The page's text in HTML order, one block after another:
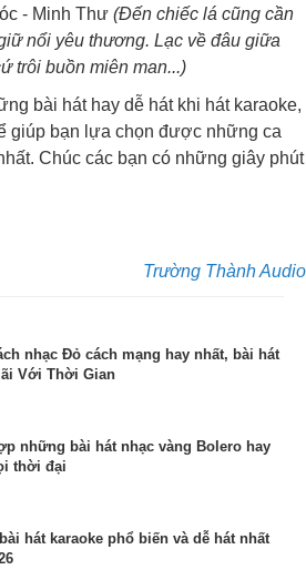
- Minh Thư (Đến chiếc lá cũng cần
nổi yêu thương. Lạc về đâu giữa
trôi buồn miên man...)
bài hát hay dễ hát khi hát karaoke,
giúp bạn lựa chọn được những ca
Chúc các bạn có những giây phút
Trường Thành Audio
nhạc Đỏ cách mạng hay nhất, bài hát
Với Thời Gian
những bài hát nhạc vàng Bolero hay
thời đại
hát karaoke phổ biến và dễ hát nhất